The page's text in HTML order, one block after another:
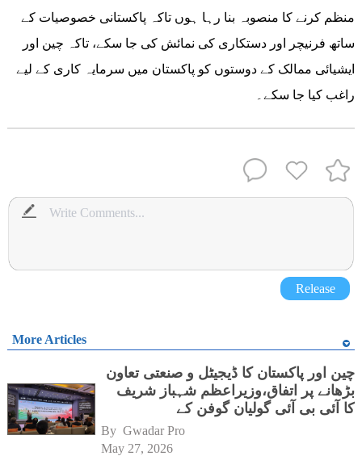
منظم کرنے کا منصوبہ بنا رہا ہوں تاکہ پاکستانی خصوصیات کے
ساتھ فرنیچر اور دستکاری کی نمائش کی جا سکے، تاکہ چین اور
ایشیائی ممالک کے دوستوں کو پاکستان میں سرمایہ کاری کے لیے
راغب کیا جا سکے۔
Release
More Articles
چین اور پاکستان کا ڈیجیٹل و صنعتی تعاون
بڑھانے پر اتفاق،وزیراعظم شہباز شریف
کا آئی بی آئی گولیان گوفن کے
By Gwadar Pro
May 27, 2026